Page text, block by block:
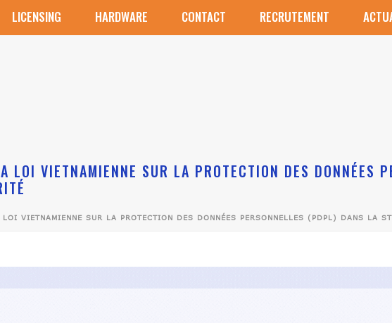
LICENSING HARDWARE CONTACT RECRUTEMENT
VIETNAMIENNE SUR LA PROTECTION DES DONNÉES
VIETNAMIENNE SUR LA PROTECTION DES DONNÉES PERSONNELLES (PDPL) DANS LA